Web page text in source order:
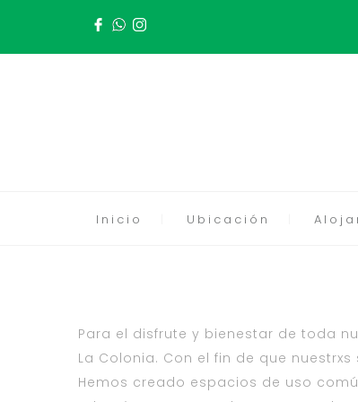
Inicio Ubicación
Para el disfrute y bienestar de toda
La Colonia. Con el fin de que
Hemos creado espacios de uso